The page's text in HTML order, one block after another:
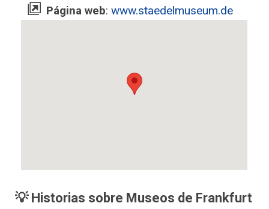
Página web:www.staedelmuseum.de
💡 Historias sobre Museos de Frankfurt